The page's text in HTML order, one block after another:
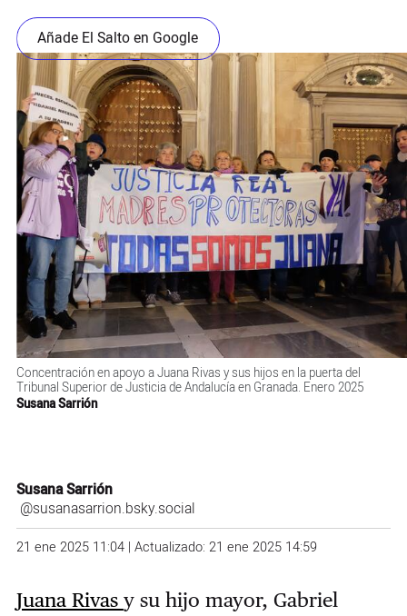
Añade El Salto en Google
Concentración en apoyo a Juana Rivas y sus hijos en la puerta del
Tribunal Superior de Justicia de Andalucía en Granada. Enero 2025
Susana Sarrión
Susana Sarrión
@susanasarrion.bsky.social
21 ene 2025 11:04 | Actualizado: 21 ene 2025 14:59
Juana Rivas y su hijo mayor, Gabriel